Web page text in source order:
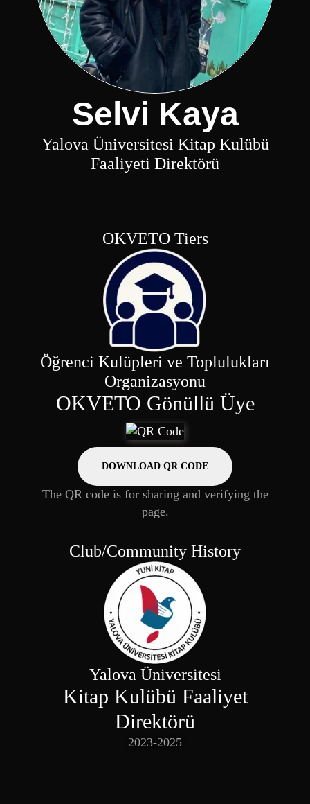
Selvi Kaya
Yalova Üniversitesi Kitap Kulübü
Faaliyeti Direktörü
OKVETO Tiers
Öğrenci Kulüpleri ve Toplulukları
Organizasyonu
OKVETO Gönüllü Üye
DOWNLOAD QR CODE
The QR code is for sharing and verifying the
page.
Club/Community History
Yalova Üniversitesi
Kitap Kulübü Faaliyet
Direktörü
2023-2025